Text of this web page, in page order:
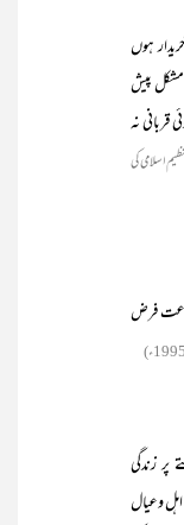
ہوں
پیش
قربانی نہ
اسلامی کی
فرض
زندگی
اہل وعیال